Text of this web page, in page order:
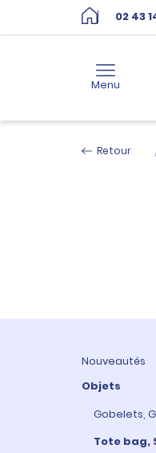
02 43
Menu
Retour
Nouveautés
Objets
Gobelets,
Gobelets
Tote bag,